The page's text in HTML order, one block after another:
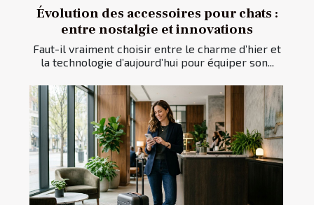
Évolution des accessoires pour chats :
entre nostalgie et innovations
Faut-il vraiment choisir entre le charme d’hier et
la technologie d’aujourd’hui pour équiper son...